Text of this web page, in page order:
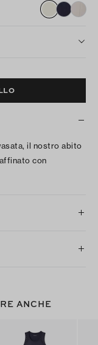
il nostro abito
con
ANCHE